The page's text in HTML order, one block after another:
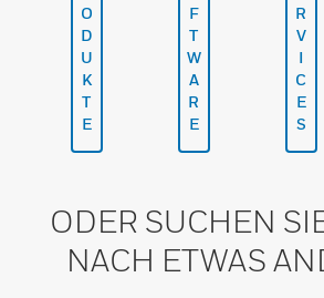
O
D
U
K
T
E
F
T
W
A
R
E
R
V
I
C
E
S
ODER SUCHEN
NACH ETWAS